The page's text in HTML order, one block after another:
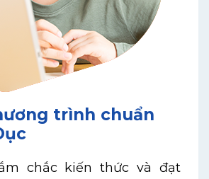
trình chuẩn
chắc kiến thức và đạt